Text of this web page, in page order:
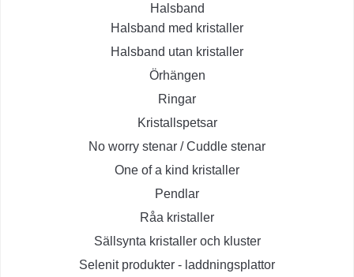
Halsband
Halsband med kristaller
Halsband utan kristaller
Örhängen
Ringar
Kristallspetsar
No worry stenar / Cuddle stenar
One of a kind kristaller
Pendlar
Råa kristaller
Sällsynta kristaller och kluster
Selenit produkter - laddningsplattor